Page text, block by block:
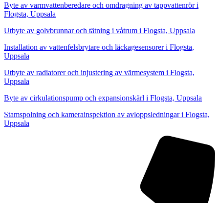
Byte av varmvattenberedare och omdragning av tappvattenrör i
Flogsta, Uppsala
Utbyte av golvbrunnar och tätning i våtrum i Flogsta, Uppsala
Installation av vattenfelsbrytare och läckagesensorer i Flogsta,
Uppsala
Utbyte av radiatorer och injustering av värmesystem i Flogsta,
Uppsala
Byte av cirkulationspump och expansionskärl i Flogsta, Uppsala
Stamspolning och kamerainspektion av avloppsledningar i Flogsta,
Uppsala